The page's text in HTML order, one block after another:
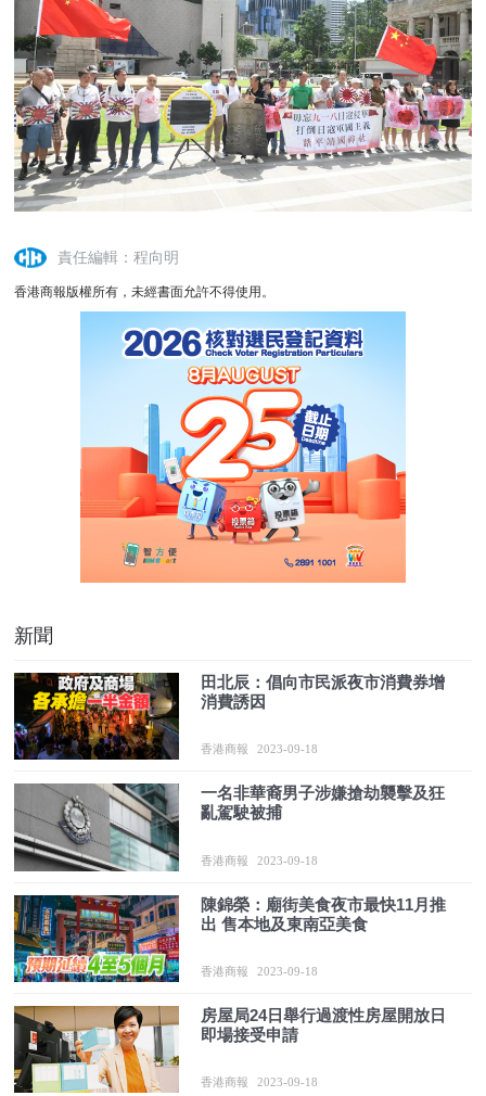
責任編輯：程向明
香港商報版權所有，未經書面允許不得使用。
新聞
田北辰：倡向市民派夜市消費券增
消費誘因
香港商報 2023-09-18
一名非華裔男子涉嫌搶劫襲擊及狂
亂駕駛被捕
香港商報 2023-09-18
陳錦榮：廟街美食夜市最快11月推
出 售本地及東南亞美食
香港商報 2023-09-18
房屋局24日舉行過渡性房屋開放日
即場接受申請
香港商報 2023-09-18